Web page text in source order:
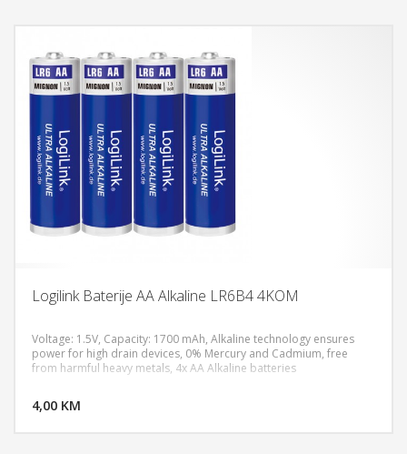
Logilink Baterije AA Alkaline LR6B4 4KOM
Voltage: 1.5V, Capacity: 1700 mAh, Alkaline technology ensures
power for high drain devices, 0% Mercury and Cadmium, free
from harmful heavy metals, 4x AA Alkaline batteries
4,00 KM